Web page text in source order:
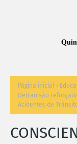
Página inicial
Detran são
Acidentes de